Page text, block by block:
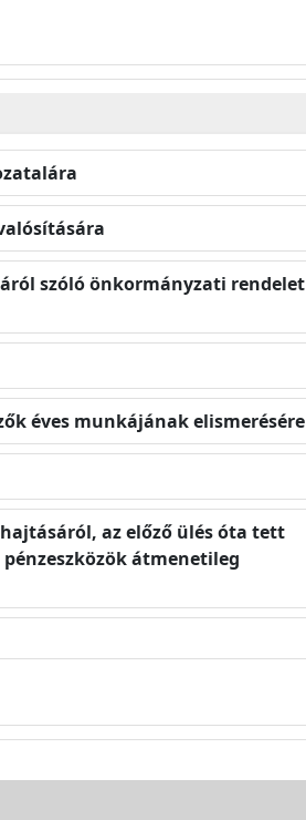
szóló önkormányzati rendelet
éves munkájának elismerésére
az előző ülés óta tett
átmenetileg